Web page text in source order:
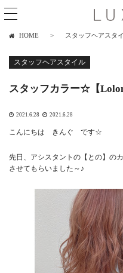
HOME スタッフヘアスタ
スタッフヘアスタイル
スタッフカラー☆【
2021.6.28 2021.6.28
こんにちは きんぐ です☆
先日、アシスタントの【との】の
させてもらいました～♪